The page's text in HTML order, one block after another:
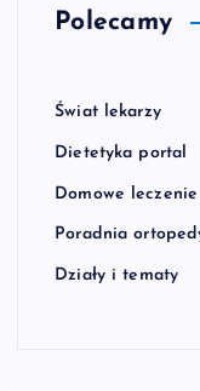
Polecamy
Świat lekarzy
Dietetyka portal
Domowe leczenie
Poradnia
Działy i tematy